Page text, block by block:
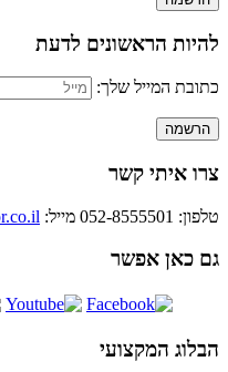
להיות הראשונים לדעת
כתובת המייל שלך:
צרו איתי קשר
טלפון: 052-8555501 מייל:
גם כאן אפשר
הבלוג המקצועי